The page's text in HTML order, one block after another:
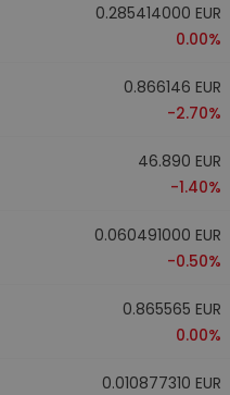
0.285414000 EUR
0.00%
0.866146 EUR
-2.70%
46.890 EUR
-1.40%
0.060491000 EUR
-0.50%
0.865565 EUR
0.00%
0.010877310 EUR